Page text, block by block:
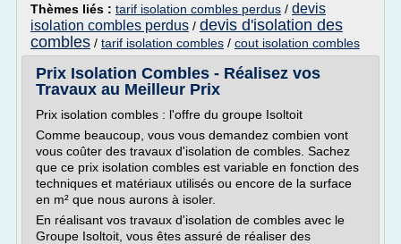
Thèmes liés : tarif isolation combles perdus / devis
isolation combles perdus / devis d'isolation des
combles / tarif isolation combles / cout isolation combles
Prix Isolation Combles - Réalisez vos
Travaux au Meilleur Prix
Prix isolation combles : l'offre du groupe Isoltoit
Comme beaucoup, vous vous demandez combien vont
vous coûter des travaux d'isolation de combles. Sachez
que ce prix isolation combles est variable en fonction des
techniques et matériaux utilisés ou encore de la surface
en m² que nous aurons à isoler.
En réalisant vos travaux d'isolation de combles avec le
Groupe Isoltoit, vous êtes assuré de réaliser des